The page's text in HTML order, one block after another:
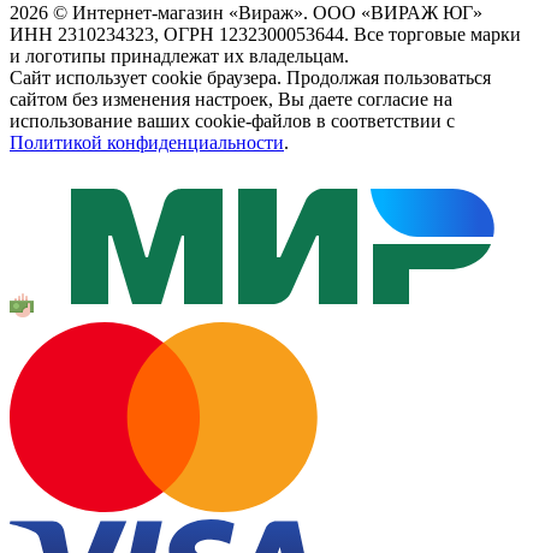
2026 © Интернет-магазин «Вираж». ООО «ВИРАЖ ЮГ»
ИНН 2310234323, ОГРН 1232300053644. Все торговые марки
и логотипы принадлежат их владельцам.
Сайт использует cookie браузера. Продолжая пользоваться
сайтом без изменения настроек, Вы даете согласие на
использование ваших cookie-файлов в соответствии с
Политикой конфиденциальности.